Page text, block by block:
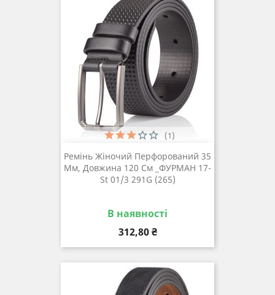
Ремінь Жіночий Перфорований 35
Мм, Довжина 120 См _ФУРМАН 17-
St 01/3 291G (265)
В наявності
Ціна
312,80 ₴
(1)